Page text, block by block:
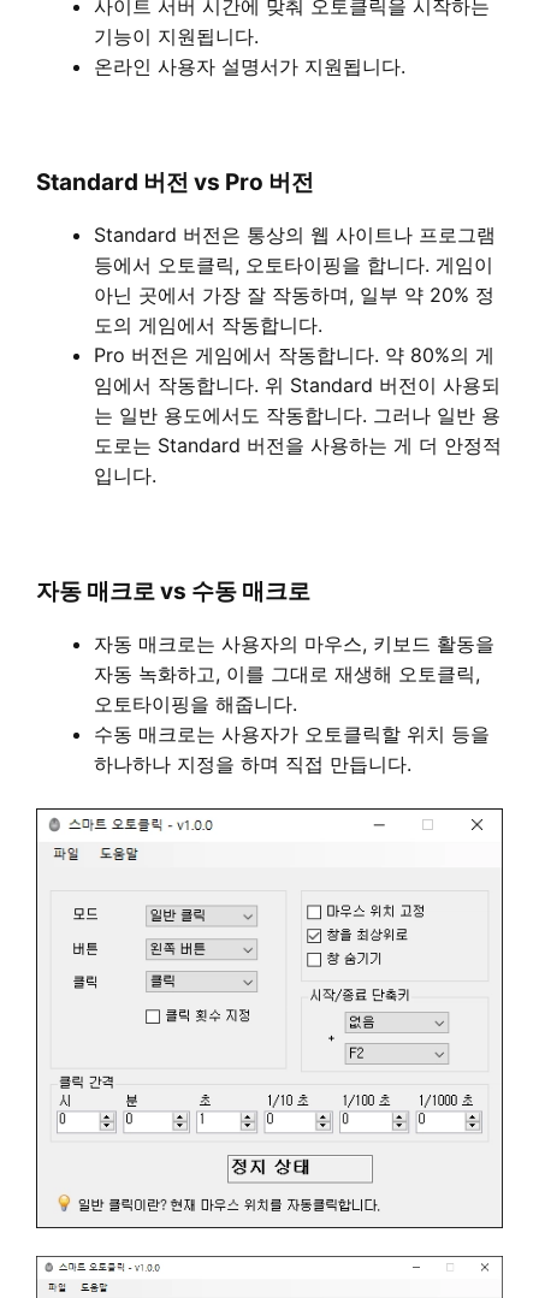
사이트 서버 시간에 맞춰 오토클릭을 시작하는
기능이 지원됩니다.
온라인 사용자 설명서가 지원됩니다.
Standard 버전 vs Pro 버전
Standard 버전은 통상의 웹 사이트나 프로그램
등에서 오토클릭, 오토타이핑을 합니다. 게임이
아닌 곳에서 가장 잘 작동하며, 일부 약 20% 정
도의 게임에서 작동합니다.
Pro 버전은 게임에서 작동합니다. 약 80%의 게
임에서 작동합니다. 위 Standard 버전이 사용되
는 일반 용도에서도 작동합니다. 그러나 일반 용
도로는 Standard 버전을 사용하는 게 더 안정적
입니다.
자동 매크로 vs 수동 매크로
자동 매크로는 사용자의 마우스, 키보드 활동을
자동 녹화하고, 이를 그대로 재생해 오토클릭,
오토타이핑을 해줍니다.
수동 매크로는 사용자가 오토클릭할 위치 등을
하나하나 지정을 하며 직접 만듭니다.